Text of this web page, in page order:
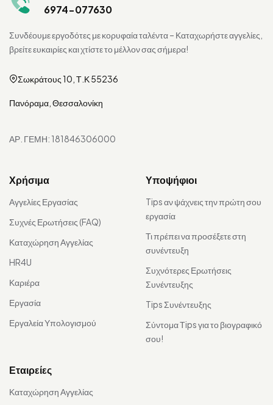
6974-077630
Συνδέουμε εργοδότες με κορυφαία ταλέντα – Καταχωρήστε αγγελίες,
βρείτε ευκαιρίες και χτίστε το μέλλον σας σήμερα!
Σωκράτους 10, Τ.Κ 55236
Πανόραμα, Θεσσαλονίκη
ΑΡ. ΓΕΜΗ: 181846306000
Χρήσιμα
Αγγελίες Εργασίας
Συχνές Ερωτήσεις (FAQ)
Καταχώρηση Αγγελίας
HR4U
Καριέρα
Εργασία
Εργαλεία Υπολογισμού
Υποψήφιοι
Tips αν ψάχνεις την πρώτη σου
εργασία
Τι πρέπει να προσέξετε στη
συνέντευξη
Συχνότερες Ερωτήσεις
Συνέντευξης
Tips Συνέντευξης
Σύντομα Τips για το βιογραφικό
σου!
Εταιρείες
Καταχώρηση Αγγελίας